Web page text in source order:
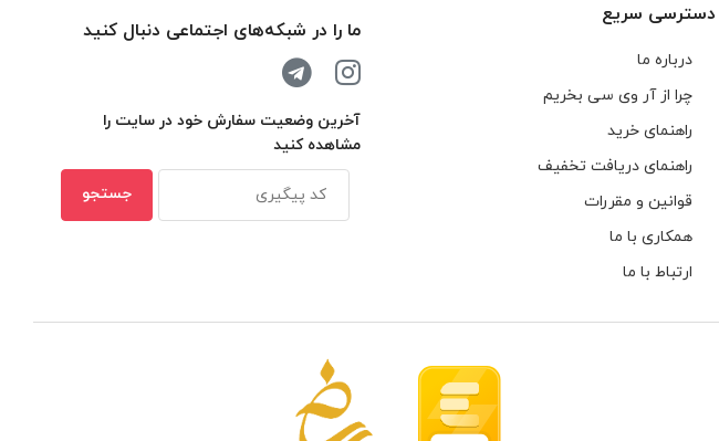
دسترسی سریع
درباره ما
چرا از آر وی سی بخریم
راهنمای خرید
راهنمای دریافت تخفیف
قوانین و مقررات
همکاری با ما
ارتباط با ما
ما را در شبکه‌های اجتماعی دنبال کنید
آخرین وضعیت سفارش خود در سایت را
مشاهده کنید